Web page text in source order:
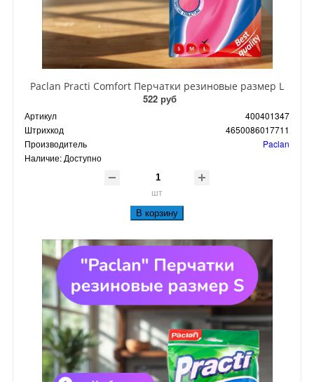
Paclan Practi Comfort Перчатки резиновые размер L
522 руб
Артикул
400401347
Штрихкод
4650086017711
Производитель
Paclan
Наличие: Доступно
шт
В корзину